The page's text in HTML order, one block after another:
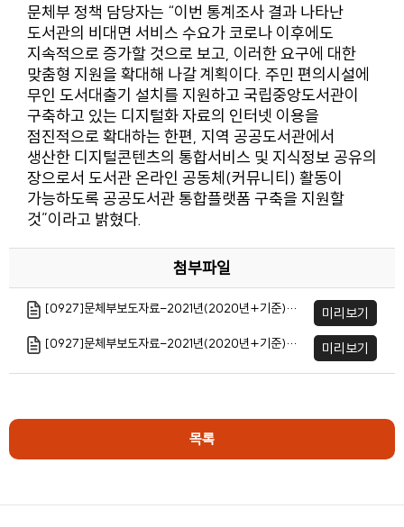
문체부 정책 담당자는 “이번 통계조사 결과 나타난
도서관의 비대면 서비스 수요가 코로나 이후에도
지속적으로 증가할 것으로 보고, 이러한 요구에 대한
맞춤형 지원을 확대해 나갈 계획이다. 주민 편의시설에
무인 도서대출기 설치를 지원하고 국립중앙도서관이
구축하고 있는 디지털화 자료의 인터넷 이용을
점진적으로 확대하는 한편, 지역 공공도서관에서
생산한 디지털콘텐츠의 통합서비스 및 지식정보 공유의
장으로서 도서관 온라인 공동체(커뮤니티) 활동이
가능하도록 공공도서관 통합플랫폼 구축을 지원할
것”이라고 밝혔다.
첨부파일
[0927]문체부보도자료-2021년(2020년+기준)+공공도서관+통계+조사+결과+발표.pdf 미리보기
[0927]문체부보도자료-2021년(2020년+기준)+공공도서관+통계+조사+결과+발표.hwpx 미리보기
목록